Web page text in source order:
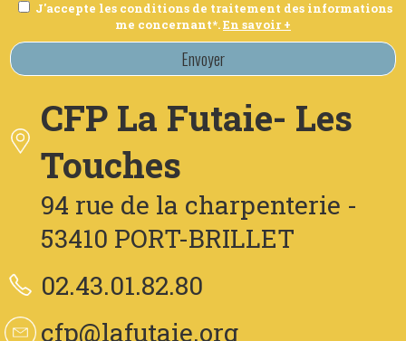
J'accepte les conditions de traitement des informations
me concernant*.En savoir +
Envoyer
CFP La Futaie- Les
Touches
94 rue de la charpenterie -
53410 PORT-BRILLET
02.43.01.82.80
cfp@lafutaie.org